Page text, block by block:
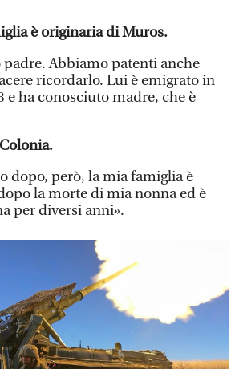
è originaria di Muros.
padre. Abbiamo patenti anche
ricordarlo. Lui è emigrato in
e ha conosciuto madre, che è
dopo, però, la mia famiglia è
la morte di mia nonna ed è
per diversi anni».